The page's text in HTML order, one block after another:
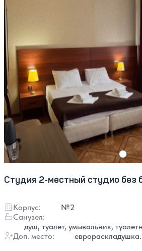
Студия 2-местный студио без
Корпус:
№2
Санузел:
душ, туалет, умывальник,
Доп. место:
еврораскладушка.